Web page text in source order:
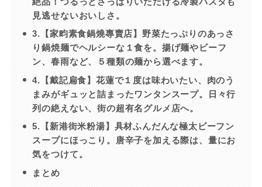
見逃せないおいしさ。
3.【家畇素食鍋燒專賣店】野菜たっぷりのあっさ
り鍋焼麺でヘルシーな１食を。揚げ麺やビーフ
ン、春雨など、５種類の麺から選べます。
4.【戴記扁食】花蓮で１度は味わいたい、肉のう
まみがギュッと詰まったワンタンスープ。日々行
列の絶えない、街の超有名グルメ店へ。
5.【新港街米粉湯】具材ふんだんな極太ビーフン
スープにほっこり。唐辛子を加える際は、量にお
気をつけて。
まとめ